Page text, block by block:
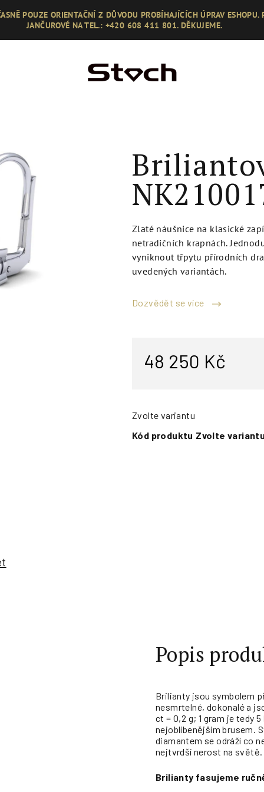
POUZE ORIENTAČNÍ Z DŮVODU PROBÍHAJÍCÍCH ÚPRAV ESHOPU.
JANČUROVÉ NA TEL.: +420 608 411 801. DĚKUJEME.
Zlaté náušnice na klasické
netradičních krapnách.
vyniknout třpytu přírodních
uvedených variantách.
Dozvědět se více
48 250 Kč
Zvolte variantu
Kód produktu Zvolte variantu
Popis
Brilianty jsou symbolem
nesmrtelné, dokonalé a
ct = 0,2 g; 1 gram je tedy
nejoblíbenějším brusem.
diamantem se odráží co
nejtvrdší nerost na světě.
Brilianty fasujeme